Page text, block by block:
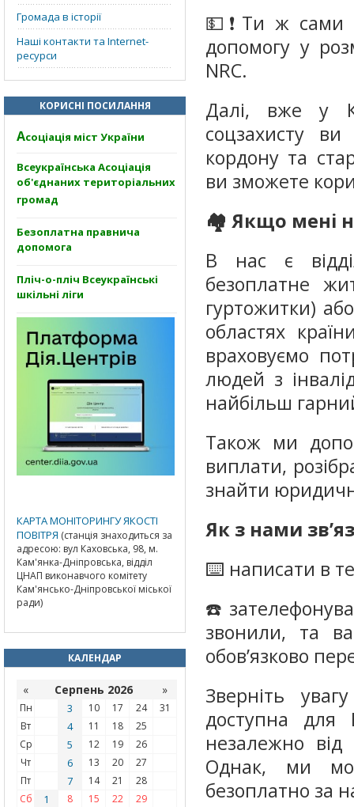
Громада в історії
Наші контакти та Internet-
ресурси
КОРИСНІ ПОСИЛАННЯ
Асоціація міст України
Всеукраїнська Асоціація
об'єднаних територіальних
громад
Безоплатна правнича
допомога
Пліч-о-пліч Всеукраїнські
шкільні ліги
КАРТА МОНІТОРИНГУ ЯКОСТІ
ПОВІТРЯ (станція знаходиться за
адресою: вул Каховська, 98, м.
Кам'янка-Дніпровська, відділ
ЦНАП виконавчого комітету
Кам'янсько-Дніпровської міської
ради)
КАЛЕНДАР
« Серпень 2026 »
Пн 3 10 17 24
31
Вт
4 11 18
25
Ср
5 12 19
26
Чт
6 13 20
27
Пт
7 14 21
28
Сб
1 8 15 22
29
💵❗️Ти ж сами
допомогу у
NRC.
Далі, вже у
соцзахисту
кордону та
ви зможете
🏘 Якщо мені
В нас є
безоплатне
гуртожитки)
областях
враховуємо
людей з
найбільш
Також ми
виплати,
знайти
Як з нами
⌨️ написати в
☎️
звонили, та
обовʼязково
Зверніть
доступна для
незалежно
Однак, ми
безоплатно за